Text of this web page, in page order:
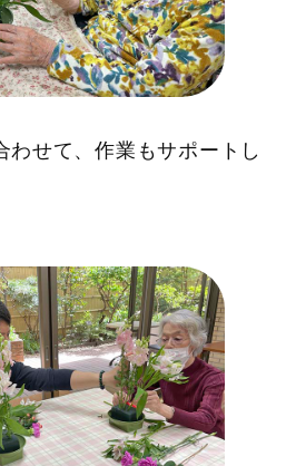
わせて、作業もサポートし